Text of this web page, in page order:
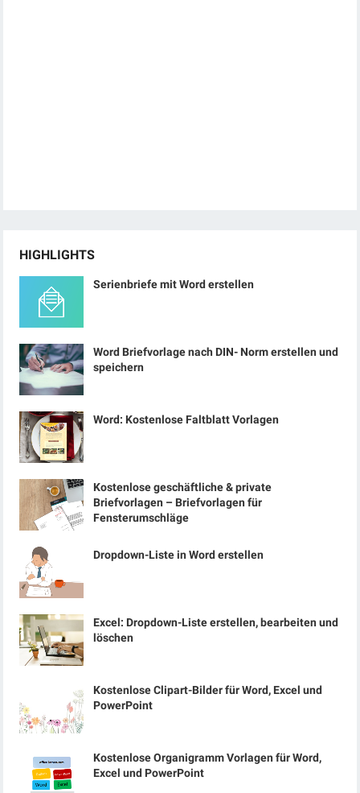
HIGHLIGHTS
Serienbriefe mit Word erstellen
Word Briefvorlage nach DIN- Norm erstellen und
speichern
Word: Kostenlose Faltblatt Vorlagen
Kostenlose geschäftliche & private
Briefvorlagen – Briefvorlagen für
Fensterumschläge
Dropdown-Liste in Word erstellen
Excel: Dropdown-Liste erstellen, bearbeiten und
löschen
Kostenlose Clipart-Bilder für Word, Excel und
PowerPoint
Kostenlose Organigramm Vorlagen für Word,
Excel und PowerPoint